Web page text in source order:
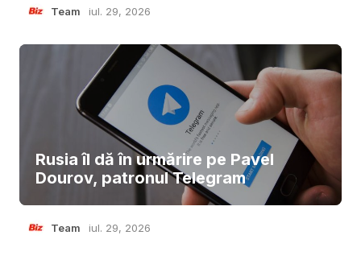
Team iul. 29, 2026
Rusia îl dă în urmărire pe Pavel
Dourov, patronul Telegram
Team iul. 29, 2026